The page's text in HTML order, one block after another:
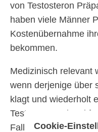
Cookie-
von Testosteron
haben viele Männer
Kostenübernahme
bekommen.
Medizinisch relevant
wenn derjenige über
klagt und wiederholt
Testosteronspiegel
Fall stehen die